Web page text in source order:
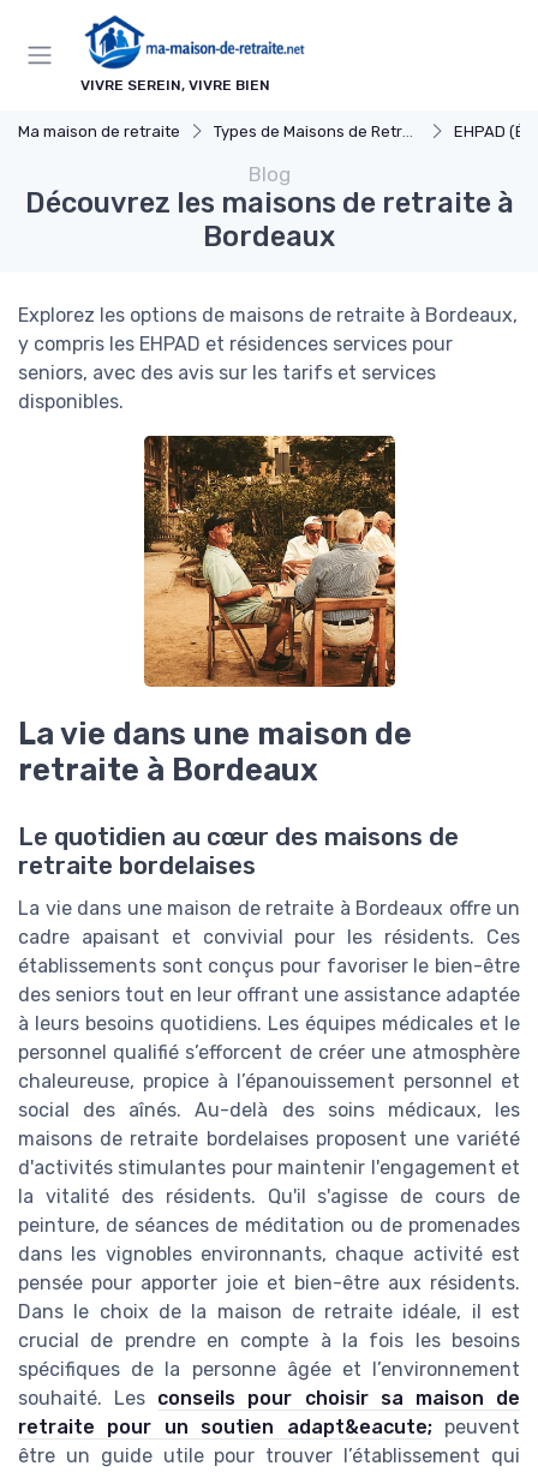
VIVRE SEREIN, VIVRE BIEN
Ma maison de retraite Types de Maisons de Retraite EHPAD (Établissements
Blog
Découvrez les maisons de retraite à
Bordeaux
Explorez les options de maisons de retraite à Bordeaux,
y compris les EHPAD et résidences services pour
seniors, avec des avis sur les tarifs et services
disponibles.
La vie dans une maison de
retraite à Bordeaux
Le quotidien au cœur des maisons de
retraite bordelaises
La vie dans une maison de retraite à Bordeaux offre un
cadre apaisant et convivial pour les résidents. Ces
établissements sont conçus pour favoriser le bien-être
des seniors tout en leur offrant une assistance adaptée
à leurs besoins quotidiens. Les équipes médicales et le
personnel qualifié s’efforcent de créer une atmosphère
chaleureuse, propice à l’épanouissement personnel et
social des aînés. Au-delà des soins médicaux, les
maisons de retraite bordelaises proposent une variété
d'activités stimulantes pour maintenir l'engagement et
la vitalité des résidents. Qu'il s'agisse de cours de
peinture, de séances de méditation ou de promenades
dans les vignobles environnants, chaque activité est
pensée pour apporter joie et bien-être aux résidents.
Dans le choix de la maison de retraite idéale, il est
crucial de prendre en compte à la fois les besoins
spécifiques de la personne âgée et l’environnement
souhaité. Les conseils pour choisir sa maison de
retraite pour un soutien adapt&eacute;peuvent
être un guide utile pour trouver l’établissement qui
Panneau de gestion des cookies